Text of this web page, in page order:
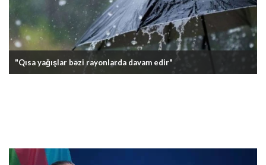
"Qısa yağışlar bəzi rayonlarda davam edir"